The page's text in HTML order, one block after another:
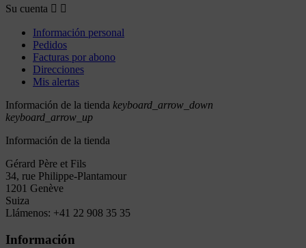
Su cuenta  
Información personal
Pedidos
Facturas por abono
Direcciones
Mis alertas
Información de la tienda keyboard_arrow_down
keyboard_arrow_up
Información de la tienda
Gérard Père et Fils
34, rue Philippe-Plantamour
1201 Genève
Suiza
Llámenos: +41 22 908 35 35
Información